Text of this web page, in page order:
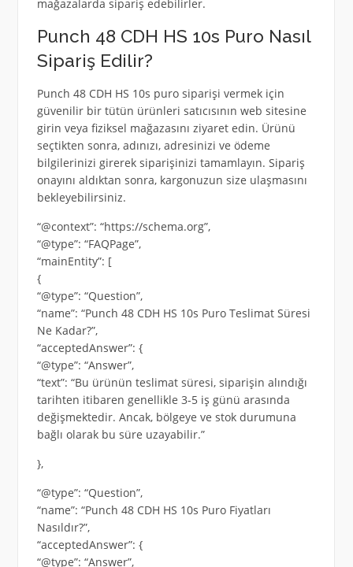
mağazalarda sipariş edebilirler.
Punch 48 CDH HS 10s Puro Nasıl
Sipariş Edilir?
Punch 48 CDH HS 10s puro siparişi vermek için
güvenilir bir tütün ürünleri satıcısının web sitesine
girin veya fiziksel mağazasını ziyaret edin. Ürünü
seçtikten sonra, adınızı, adresinizi ve ödeme
bilgilerinizi girerek siparişinizi tamamlayın. Sipariş
onayını aldıktan sonra, kargonuzun size ulaşmasını
bekleyebilirsiniz.
“@context”: “https://schema.org”,
“@type”: “FAQPage”,
“mainEntity”: [
{
“@type”: “Question”,
“name”: “Punch 48 CDH HS 10s Puro Teslimat Süresi
Ne Kadar?”,
“acceptedAnswer”: {
“@type”: “Answer”,
“text”: “Bu ürünün teslimat süresi, siparişin alındığı
tarihten itibaren genellikle 3-5 iş günü arasında
değişmektedir. Ancak, bölgeye ve stok durumuna
bağlı olarak bu süre uzayabilir.”
},
“@type”: “Question”,
“name”: “Punch 48 CDH HS 10s Puro Fiyatları
Nasıldır?”,
“acceptedAnswer”: {
“@type”: “Answer”,